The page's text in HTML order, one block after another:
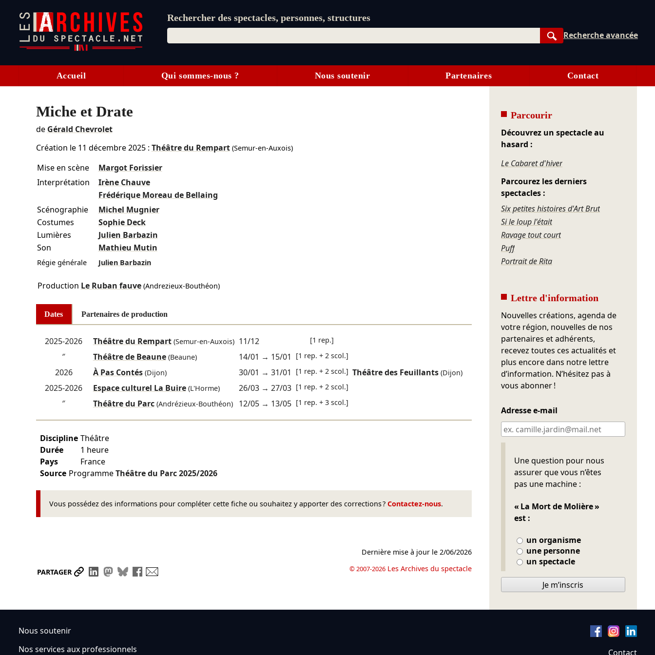
Rechercher des spectacles, personnes, structures
Rechercher
Recherche avancée
Accueil Qui sommes-nous ? Nous soutenir Partenaires Contact
Miche et Drate
de Gérald Chevrolet
Création le 11 décembre 2025: Théâtre du Rempart(Semur-en-Auxois)
Mise en scène
Margot Forissier
Interprétation
Irène Chauve
Frédérique Moreau de Bellaing
Scénographie
Michel Mugnier
Costumes
Sophie Deck
Lumières
Julien Barbazin
Son
Mathieu Mutin
Régie générale Julien Barbazin
Production Le Ruban fauve(Andrezieux-Bouthéon)
Dates Partenaires de production
2025-2026 Théâtre du Rempart(Semur-en-Auxois) 11/12 [1 rep.]
″ Théâtre de Beaune(Beaune) 14/01 → 15/01 [1 rep. + 2 scol.]
2026 À Pas Contés(Dijon) 30/01 → 31/01 [1 rep. + 2 scol.] Théâtre des Feuillants (Dijon)
2025-2026 Espace culturel La Buire(L'Horme) 26/03→ 27/03 [1 rep. + 2 scol.]
″ Théâtre du Parc(Andrézieux-Bouthéon) 12/05→ 13/05 [1 rep. + 3 scol.]
Discipline Théâtre
Durée
1 heure
Pays
France
Source ProgrammeThéâtre du Parc2025/2026
Vous possédez des informations pour compléter cette fiche ou souhaitez y apporter des corrections ? Contactez-nous.
PARTAGER Partager le lien
Partager sur LinkedIn
Partager sur Mastodon
Partager sur Bluesky
Partager sur Facebook
Dernière mise à jour le2/06/2026
© 2007-2026 Les Archives du spectacle
Parcourir
Découvrez un spectacle au
hasard :
Le Cabaret d'hiver
Parcourez les derniers
spectacles :
Six petites histoires d'Art Brut
Si le loup l'était
Ravage tout court
Puff
Portrait de Rita
Lettre d'information
Nouvelles créations, agenda de
votre région, nouvelles de nos
partenaires et adhérents,
recevez toutes ces actualités et
plus encore dans notre lettre
d’information. N’hésitez pas à
vous abonner !
Adresse e-mail
Une question pour nous
assurer que vous n’êtes
pas une machine :
« La Mort de Molière »
est :
un organisme
une personne
un spectacle
Ne pas remplir
Je m’inscris
Nous soutenir
Nos services aux professionnels
Contact